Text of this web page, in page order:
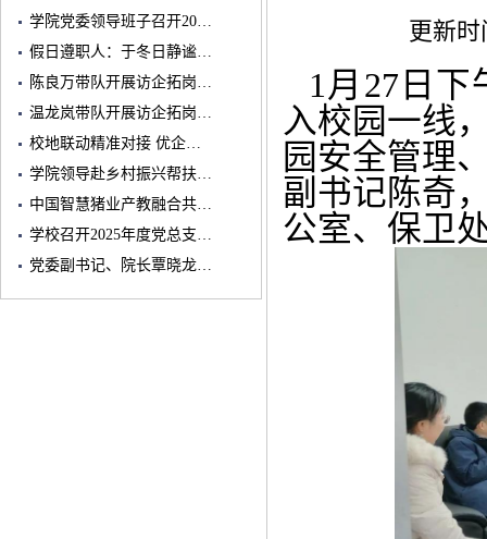
学院党委领导班子召开20…
假日遵职人：于冬日静谧…
陈良万带队开展访企拓岗…
温龙岚带队开展访企拓岗…
校地联动精准对接 优企…
学院领导赴乡村振兴帮扶…
中国智慧猪业产教融合共…
学校召开2025年度党总支…
党委副书记、院长覃晓龙…
更新时
1月27日
入校园一线
园安全管理
副书记陈奇
公室、保卫